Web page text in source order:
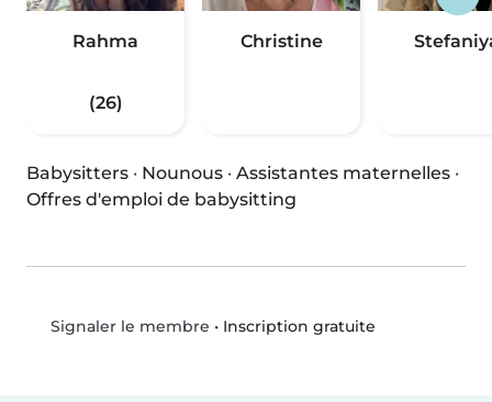
Rahma
(26)
Christine
Babysitters · Nounous · Assistantes maternelles ·
Offres d'emploi de babysitting
Signaler le membre • Inscription gratuite